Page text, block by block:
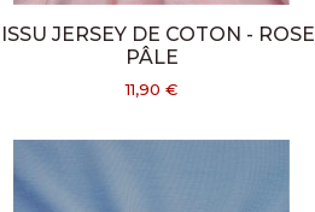
JERSEY DE COTON - ROSE
PÂLE
11,90 €